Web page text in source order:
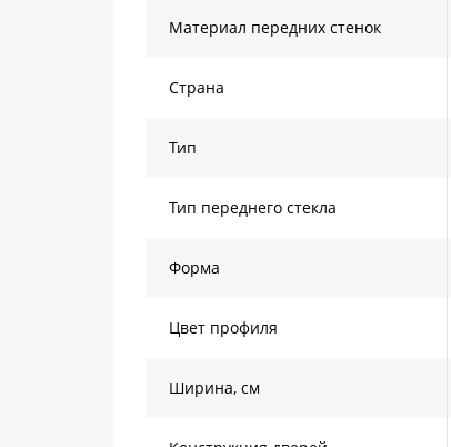
Материал передних стенок
Страна
Тип
Тип переднего стекла
Форма
Цвет профиля
Ширина, см